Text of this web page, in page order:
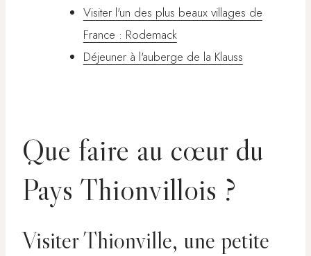
Visiter l'un des plus beaux villages de
France : Rodemack
Déjeuner à l'auberge de la Klauss
Que faire au cœur du
Pays Thionvillois ?
Visiter Thionville, une petite